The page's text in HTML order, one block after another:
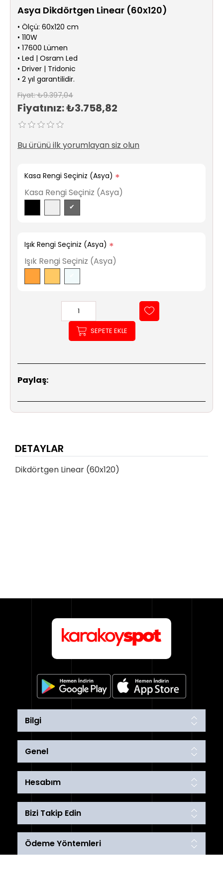
Sıhhi
Tesisat
Sistemleri
Ürün
Katalog/Liste
Fiyatları
Asya Dikdörtgen Linear (60x120)
• Ölçü: 60x120 cm
• 110W
• 17600 Lümen
• Led | Osram Led
• Driver | Tridonic
• 2 yıl garantilidir.
Fiyat: ₺9.397,04
Fiyatınız:₺3.758,82
Bu ürünü ilk yorumlayan siz olun
Kasa Rengi Seçiniz (Asya) *
Kasa Rengi Seçiniz (Asya)
Işık Rengi Seçiniz (Asya) *
Işık Rengi Seçiniz (Asya)
SEPETE EKLE
Paylaş:
DETAYLAR
Dikdörtgen Linear (60x120)
Bilgi
Genel
Hesabım
Bizi Takip Edin
Ödeme Yöntemleri